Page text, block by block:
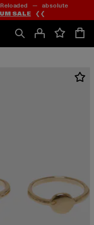
— absolute
SALE ❮❮